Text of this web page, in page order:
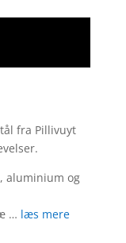
fra Pillivuyt
aluminium og
… læs mere